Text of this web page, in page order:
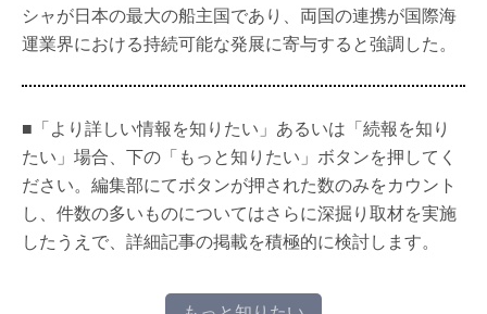
シャが日本の最大の船主国であり、両国の連携が国際海
運業界における持続可能な発展に寄与すると強調した。
■「より詳しい情報を知りたい」あるいは「続報を知り
たい」場合、下の「もっと知りたい」ボタンを押してく
ださい。編集部にてボタンが押された数のみをカウント
し、件数の多いものについてはさらに深掘り取材を実施
したうえで、詳細記事の掲載を積極的に検討します。